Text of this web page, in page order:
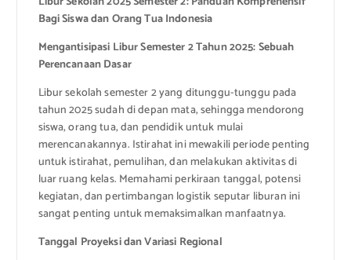
Bagi Siswa dan Orang Tua Indonesia
Mengantisipasi Libur Semester 2 Tahun 2025: Sebuah
Perencanaan Dasar
Libur sekolah semester 2 yang ditunggu-tunggu pada
tahun 2025 sudah di depan mata, sehingga mendorong
siswa, orang tua, dan pendidik untuk mulai
merencanakannya. Istirahat ini mewakili periode penting
untuk istirahat, pemulihan, dan melakukan aktivitas di
luar ruang kelas. Memahami perkiraan tanggal, potensi
kegiatan, dan pertimbangan logistik seputar liburan ini
sangat penting untuk memaksimalkan manfaatnya.
Tanggal Proyeksi dan Variasi Regional